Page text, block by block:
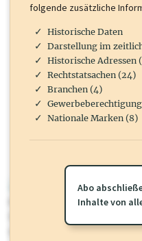
wirtschaft.at PLUS
Für dieses Profil gibt es
oder loggen Sie sich ein um
folgende zusätzliche
Historische Daten
Darstellung im
Historische Adressen
Rechtstatsachen (24)
Branchen (4)
Nationale Marken (8)
Abo
Inhalte von